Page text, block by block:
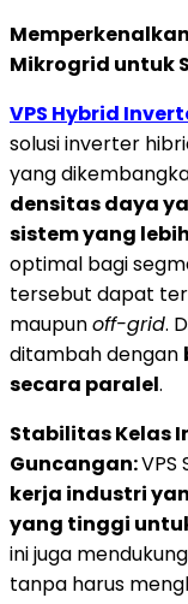
Mikrogrid untuk
VPS Hybrid
solusi inverter
yang
densitas daya
sistem yang
optimal bagi
tersebut dapat
maupunoff-grid.
ditambah dengan
secara paralel.
Stabilitas Kelas
Guncangan:VPS
kerja industri
yang tinggi
ini juga
tanpa harus